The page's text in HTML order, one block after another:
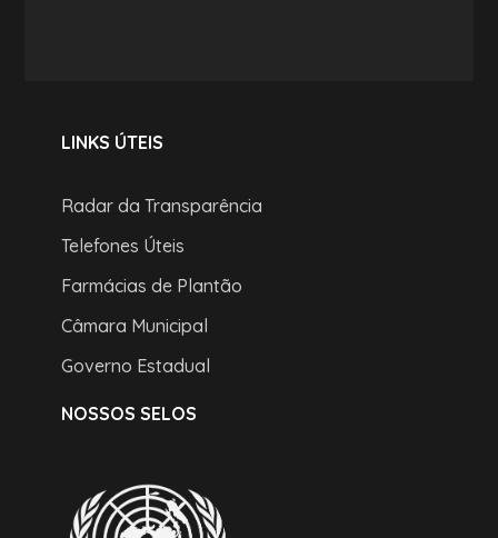
LINKS ÚTEIS
Radar da Transparência
Telefones Úteis
Farmácias de Plantão
Câmara Municipal
Governo Estadual
NOSSOS SELOS